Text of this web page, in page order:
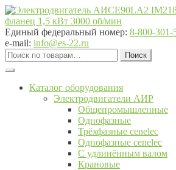
Перейти
к
навигации
Перейти
к
содержимому
Единый федеральный номер: 8-800-301-
e-mail: info@es-22.ru
Искать:
Поиск
Каталог оборудования
Электродвигатели АИР
Общепромышленные
Однофазные
Трёхфазные cenelec
Однофазные cenelec
С удлинённым валом
Крановые